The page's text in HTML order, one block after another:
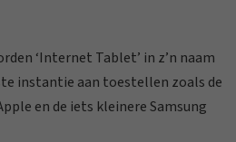
‘Internet Tablet’ in z’n naam
instantie aan toestellen zoals de
en de iets kleinere Samsung